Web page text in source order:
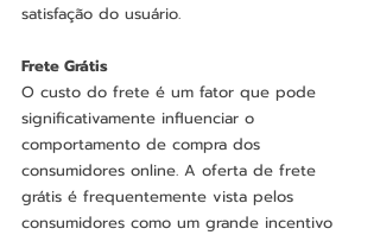
satisfação do usuário.
Frete Grátis
O custo do frete é um fator que pode
significativamente influenciar o
comportamento de compra dos
consumidores online. A oferta de frete
grátis é frequentemente vista pelos
consumidores como um grande incentivo